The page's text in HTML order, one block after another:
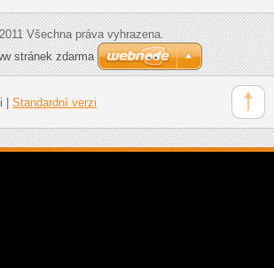
Všechna práva vyhrazena.
stránek zdarma
Standardní verzi